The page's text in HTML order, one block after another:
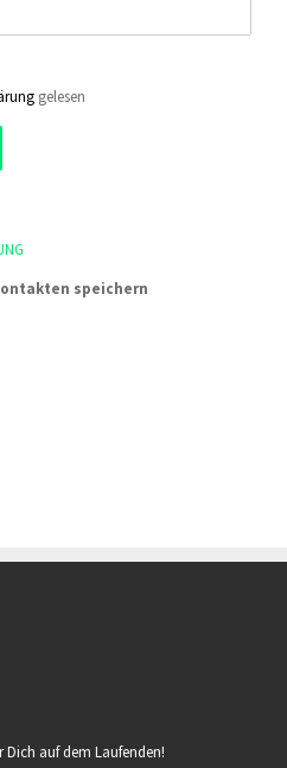
gelesen
speichern
auf dem Laufenden!